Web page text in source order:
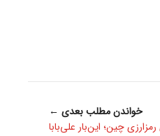
خواندن مطلب بعدی ←
چین؛ این‌بار علی‌بابا